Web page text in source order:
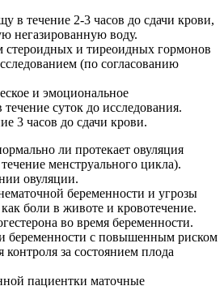
в течение 2-3 часов до сдачи крови,
негазированную воду.
стероидных и тиреоидных гормонов
(по согласованию
и эмоциональное
суток до исследования.
3 часов до сдачи крови.
ли протекает овуляция
менструального цикла).
овуляции.
беременности и угрозы
боли в животе и кровотечение.
во время беременности.
беременности с повышенным риском
контроля за состоянием плода
пациентки маточные